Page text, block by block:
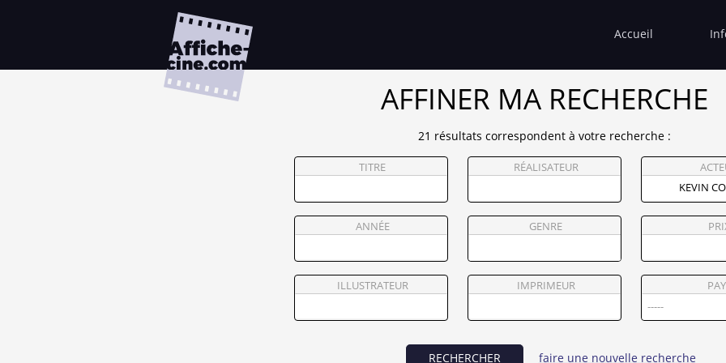
Accueil
AFFINER MA RECHERCHE
21 résultats correspondent à votre recherche :
TITRE RÉALISATEUR
ANNÉE GENRE
ILLUSTRATEUR IMPRIMEUR
RECHERCHER faire une nouvelle recherche